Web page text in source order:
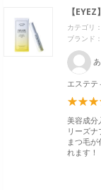
【
カテゴリ：
ブランド：
エステテ
美容成分
リーズ
まつ毛
れます！